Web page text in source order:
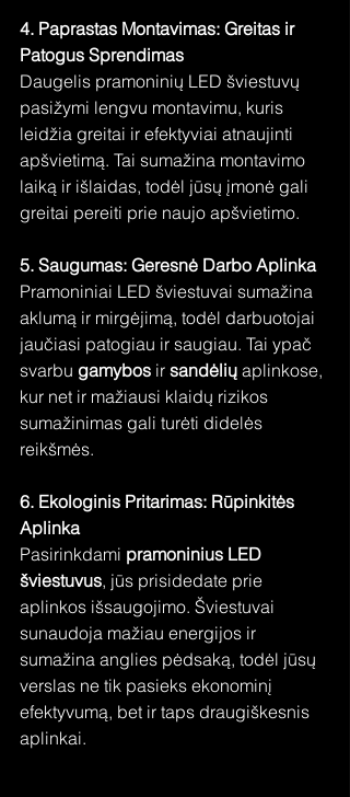
4. Paprastas Montavimas: Greitas ir
Patogus Sprendimas
Daugelis pramoninių LED šviestuvų
pasižymi lengvu montavimu, kuris
leidžia greitai ir efektyviai atnaujinti
apšvietimą. Tai sumažina montavimo
laiką ir išlaidas, todėl jūsų įmonė gali
greitai pereiti prie naujo apšvietimo.
5. Saugumas: Geresnė Darbo Aplinka
Pramoniniai LED šviestuvai sumažina
aklumą ir mirgėjimą, todėl darbuotojai
jaučiasi patogiau ir saugiau. Tai ypač
svarbu gamybos ir sandėlių aplinkose,
kur net ir mažiausi klaidų rizikos
sumažinimas gali turėti didelės
reikšmės.
6. Ekologinis Pritarimas: Rūpinkitės
Aplinka
Pasirinkdami pramoninius LED
šviestuvus, jūs prisidedate prie
aplinkos išsaugojimo. Šviestuvai
sunaudoja mažiau energijos ir
sumažina anglies pėdsaką, todėl jūsų
verslas ne tik pasieks ekonominį
efektyvumą, bet ir taps draugiškesnis
aplinkai.